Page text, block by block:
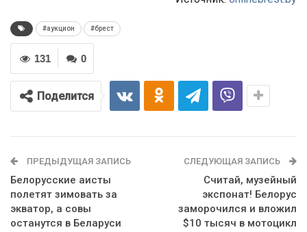
#аукцион #брест
0
131
Поделится
ПРЕДЫДУЩАЯ ЗАПИСЬ
Белорусские аисты
полетят зимовать за
экватор, а совы
останутся в Беларуси
СЛЕДУЮЩАЯ ЗАПИСЬ
Считай, музейный
экспонат! Белорус
заморочился и вложил
$10 тысяч в мотоцикл